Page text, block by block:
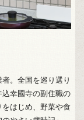
。全国を巡り選り
幸國寺の副住職の
はじめ、野菜や食